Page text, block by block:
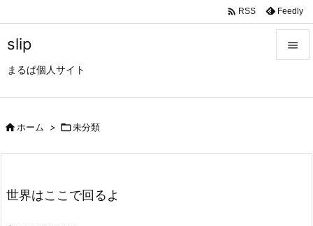
slip
まるぱ個人サイト

 RSS Feedly
ホーム > 未分類
世界はここで回るよ